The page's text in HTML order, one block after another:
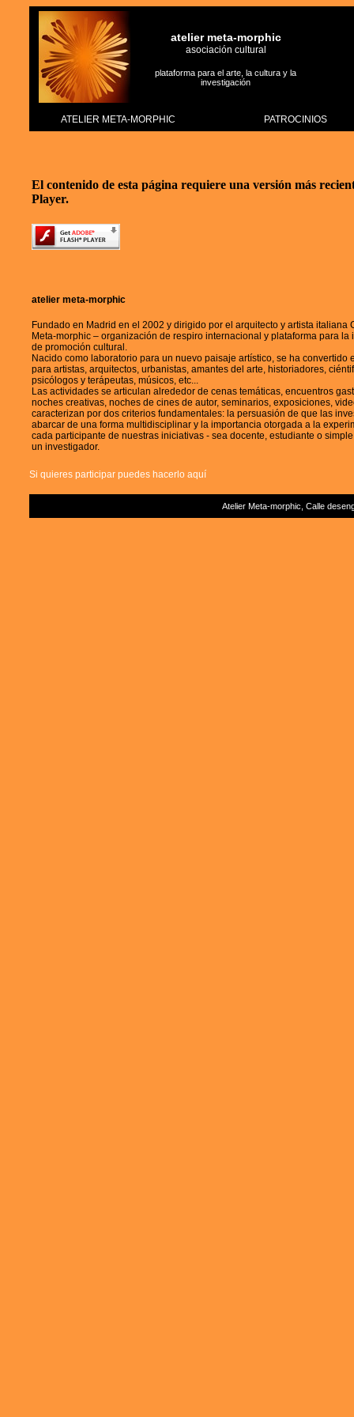
atelier meta-morphic
asociación cultural
plataforma para el arte, la cultura y la
investigación
ATELIER META-MORPHIC PATROCINIOS
El contenido de esta página requiere una versión más
Player.
atelier meta-morphic
Fundado en Madrid en el 2002 y dirigido por el arquitecto y artista italiana
Meta-morphic – organización de respiro internacional y plataforma para
de promoción cultural.
Nacido como laboratorio para un nuevo paisaje artístico, se ha convertido
para artistas, arquitectos, urbanistas, amantes del arte, historiadores,
psicólogos y terápeutas, músicos, etc...
Las actividades se articulan alrededor de cenas temáticas, encuentros
noches creativas, noches de cines de autor, seminarios, exposiciones,
caracterizan por dos criterios fundamentales: la persuasión de que las
abarcar de una forma multidisciplinar y la importancia otorgada a la
cada participante de nuestras iniciativas - sea docente, estudiante o
un investigador.
Si quieres participar puedes hacerlo aquí
Atelier Meta-morphic, Calle